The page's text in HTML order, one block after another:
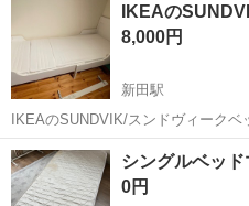
IKEAの
8,000円
新田駅
IKEAのSUNDVIK/スンドヴィークベッド マットレスセット ベ
レームセット 5年前くらいに購入して数回使用しただけです 箱とかは
ありません
宮城 登米市 新田駅 ベッド
シングルベッ
0円